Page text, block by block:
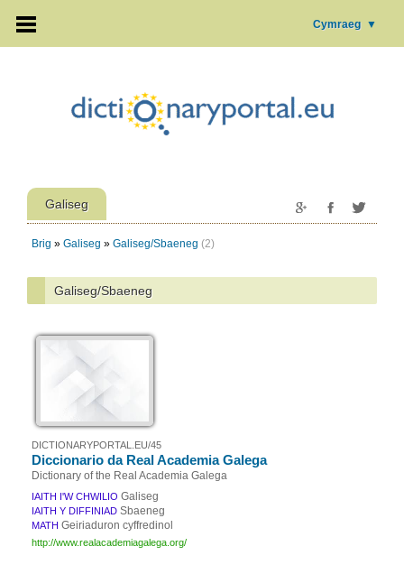
Cymraeg ▼
Galiseg
Brig » Galiseg » Galiseg/Sbaeneg (2)
Galiseg/Sbaeneg
DICTIONARYPORTAL.EU/45
Diccionario da Real Academia Galega
Dictionary of the Real Academia Galega
IAITH I'W CHWILIO Galiseg
IAITH Y DIFFINIAD Sbaeneg
MATH Geiriaduron cyffredinol
http://www.realacademiagalega.org/